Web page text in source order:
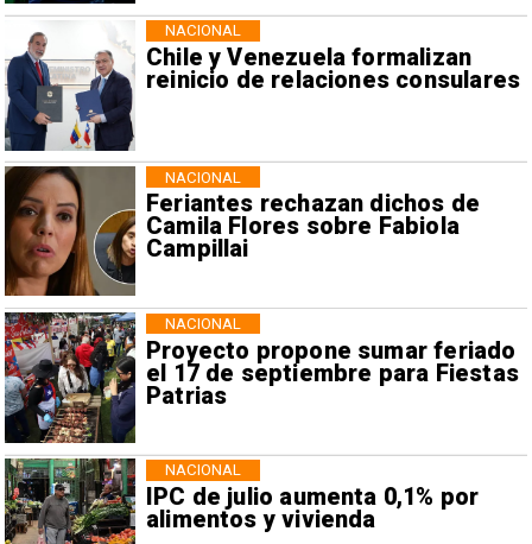
Chile y Venezuela formalizan
reinicio de relaciones consulares
NACIONAL
Feriantes rechazan dichos de
Camila Flores sobre Fabiola
Campillai
NACIONAL
Proyecto propone sumar feriado
el 17 de septiembre para Fiestas
Patrias
NACIONAL
IPC de julio aumenta 0,1% por
alimentos y vivienda
NACIONAL